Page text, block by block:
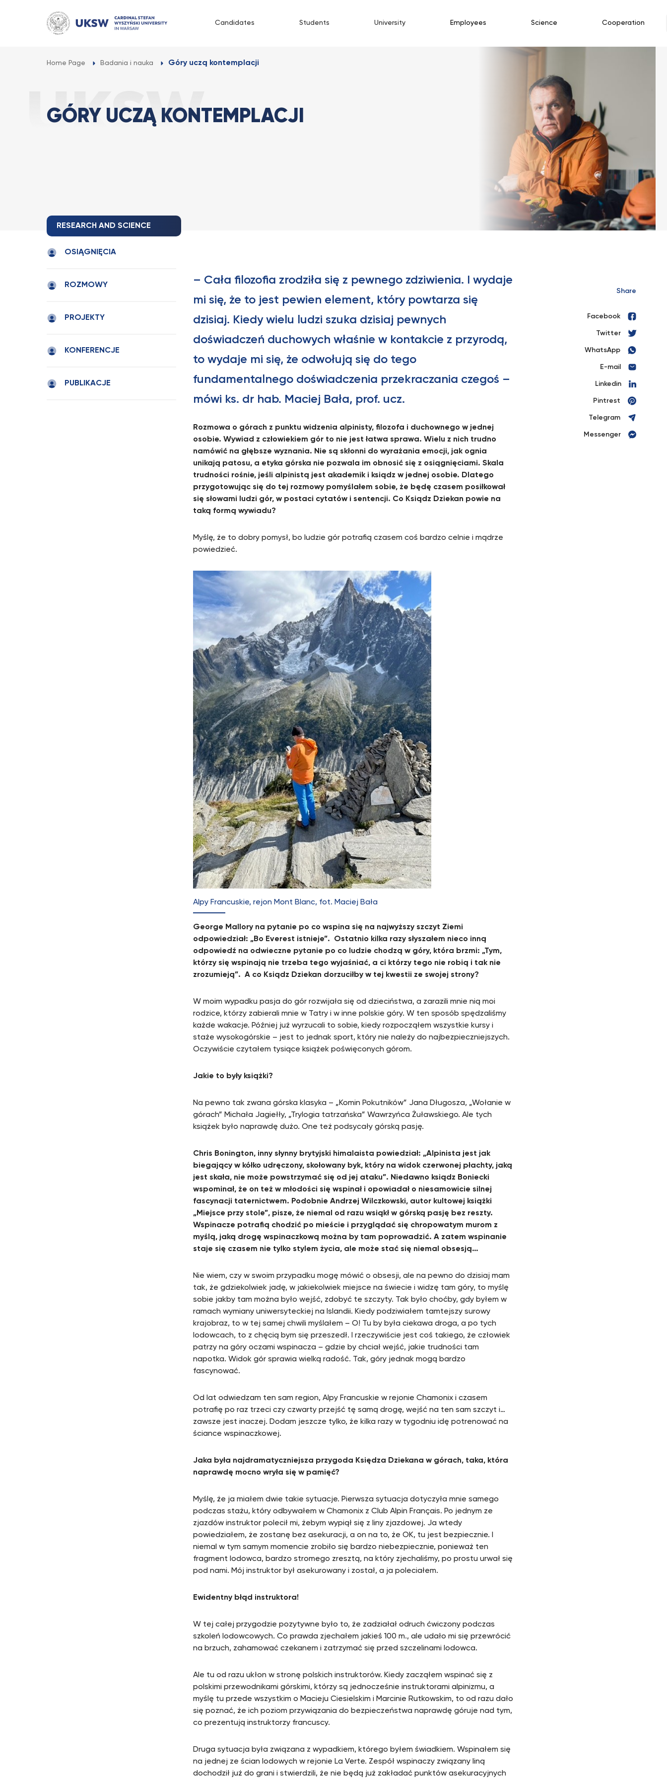
Candidates Students University Employees Science Cooperation
Home Page Badania i nauka Góry uczą kontemplacji
GÓRY UCZĄ KONTEMPLACJI
RESEARCH AND SCIENCE
OSIĄGNIĘCIA
ROZMOWY
PROJEKTY
KONFERENCJE
PUBLIKACJE
– Cała filozofia zrodziła się z pewnego zdziwienia. I wydaje
mi się, że to jest pewien element, który powtarza się
dzisiaj. Kiedy wielu ludzi szuka dzisiaj pewnych
doświadczeń duchowych właśnie w kontakcie z przyrodą,
to wydaje mi się, że odwołują się do tego
fundamentalnego doświadczenia przekraczania czegoś –
mówi ks. dr hab. Maciej Bała, prof. ucz.
Rozmowa o górach z punktu widzenia alpinisty, filozofa i duchownego w jednej
osobie. Wywiad z człowiekiem gór to nie jest łatwa sprawa. Wielu z nich trudno
namówić na głębsze wyznania. Nie są skłonni do wyrażania emocji, jak ognia
unikają patosu, a etyka górska nie pozwala im obnosić się z osiągnięciami. Skala
trudności rośnie, jeśli alpinistą jest akademik i ksiądz w jednej osobie. Dlatego
przygotowując się do tej rozmowy pomyślałem sobie, że będę czasem posiłkował
się słowami ludzi gór, w postaci cytatów i sentencji. Co Ksiądz Dziekan powie na
taką formą wywiadu?
Myślę, że to dobry pomysł, bo ludzie gór potrafią czasem coś bardzo celnie i mądrze
powiedzieć.
Alpy Francuskie, rejon Mont Blanc, fot. Maciej Bała
George Mallory na pytanie po co wspina się na najwyższy szczyt Ziemi
odpowiedział: „Bo Everest istnieje”. Ostatnio kilka razy słyszałem nieco inną
odpowiedź na odwieczne pytanie po co ludzie chodzą w góry, która brzmi: „Tym,
którzy się wspinają nie trzeba tego wyjaśniać, a ci którzy tego nie robią i tak nie
zrozumieją”. A co Ksiądz Dziekan dorzuciłby w tej kwestii ze swojej strony?
W moim wypadku pasja do gór rozwijała się od dzieciństwa, a zarazili mnie nią moi
rodzice, którzy zabierali mnie w Tatry i w inne polskie góry. W ten sposób spędzaliśmy
każde wakacje. Później już wyrzucali to sobie, kiedy rozpocząłem wszystkie kursy i
staże wysokogórskie – jest to jednak sport, który nie należy do najbezpieczniejszych.
Oczywiście czytałem tysiące książek poświęconych górom.
Jakie to były książki?
Na pewno tak zwana górska klasyka – „Komin Pokutników” Jana Długosza, „Wołanie w
górach” Michała Jagiełły, „Trylogia tatrzańska” Wawrzyńca Żuławskiego. Ale tych
książek było naprawdę dużo. One też podsycały górską pasję.
Chris Bonington, inny słynny brytyjski himalaista powiedział: „Alpinista jest jak
biegający w kółko udręczony, skołowany byk, który na widok czerwonej płachty, jaką
jest skała, nie może powstrzymać się od jej ataku”. Niedawno ksiądz Boniecki
wspominał, że on też w młodości się wspinał i opowiadał o niesamowicie silnej
fascynacji taternictwem. Podobnie Andrzej Wilczkowski, autor kultowej książki
„Miejsce przy stole”, pisze, że niemal od razu wsiąkł w górską pasję bez reszty.
Wspinacze potrafią chodzić po mieście i przyglądać się chropowatym murom z
myślą, jaką drogę wspinaczkową można by tam poprowadzić. A zatem wspinanie
staje się czasem nie tylko stylem życia, ale może stać się niemal obsesją…
Nie wiem, czy w swoim przypadku mogę mówić o obsesji, ale na pewno do dzisiaj mam
tak, że gdziekolwiek jadę, w jakiekolwiek miejsce na świecie i widzę tam góry, to myślę
sobie jakby tam można było wejść, zdobyć te szczyty. Tak było choćby, gdy byłem w
ramach wymiany uniwersyteckiej na Islandii. Kiedy podziwiałem tamtejszy surowy
krajobraz, to w tej samej chwili myślałem – O! Tu by była ciekawa droga, a po tych
lodowcach, to z chęcią bym się przeszedł. I rzeczywiście jest coś takiego, że człowiek
patrzy na góry oczami wspinacza – gdzie by chciał wejść, jakie trudności tam
napotka. Widok gór sprawia wielką radość. Tak, góry jednak mogą bardzo
fascynować.
Od lat odwiedzam ten sam region, Alpy Francuskie w rejonie Chamonix i czasem
potrafię po raz trzeci czy czwarty przejść tę samą drogę, wejść na ten sam szczyt i…
zawsze jest inaczej. Dodam jeszcze tylko, że kilka razy w tygodniu idę potrenować na
ściance wspinaczkowej.
Jaka była najdramatyczniejsza przygoda Księdza Dziekana w górach, taka, która
naprawdę mocno wryła się w pamięć?
Myślę, że ja miałem dwie takie sytuacje. Pierwsza sytuacja dotyczyła mnie samego
podczas stażu, który odbywałem w Chamonix z Club Alpin Français. Po jednym ze
zjazdów instruktor polecił mi, żebym wypiął się z liny zjazdowej. Ja wtedy
powiedziałem, że zostanę bez asekuracji, a on na to, że OK, tu jest bezpiecznie. I
niemal w tym samym momencie zrobiło się bardzo niebezpiecznie, ponieważ ten
fragment lodowca, bardzo stromego zresztą, na który zjechaliśmy, po prostu urwał się
pod nami. Mój instruktor był asekurowany i został, a ja poleciałem.
Ewidentny błąd instruktora!
W tej całej przygodzie pozytywne było to, że zadziałał odruch ćwiczony podczas
szkoleń lodowcowych. Co prawda zjechałem jakieś 100 m., ale udało mi się przewrócić
na brzuch, zahamować czekanem i zatrzymać się przed szczelinami lodowca.
Ale tu od razu ukłon w stronę polskich instruktorów. Kiedy zacząłem wspinać się z
polskimi przewodnikami górskimi, którzy są jednocześnie instruktorami alpinizmu, a
myślę tu przede wszystkim o Macieju Ciesielskim i Marcinie Rutkowskim, to od razu dało
się poznać, że ich poziom przywiązania do bezpieczeństwa naprawdę góruje nad tym,
co prezentują instruktorzy francuscy.
Druga sytuacja była związana z wypadkiem, którego byłem świadkiem. Wspinałem się
na jednej ze ścian lodowych w rejonie La Verte. Zespół wspinaczy związany liną
dochodził już do grani i stwierdzili, że nie będą już zakładać punktów asekuracyjnych
Share
Facebook
Twitter
WhatsApp
E-mail
Linkedin
Pintrest
Telegram
Messenger